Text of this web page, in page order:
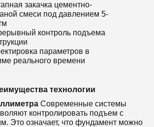
закачка цементно-
смеси под давлением 5-
контроль подъема
параметров в
реального времени
технологии
Современные системы
контролировать подъем с
Это означает, что фундамент можно